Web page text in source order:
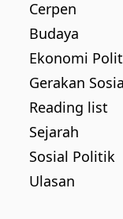
Cerpen
Budaya
Ekonomi
Gerakan
Reading list
Sejarah
Sosial Politik
Ulasan